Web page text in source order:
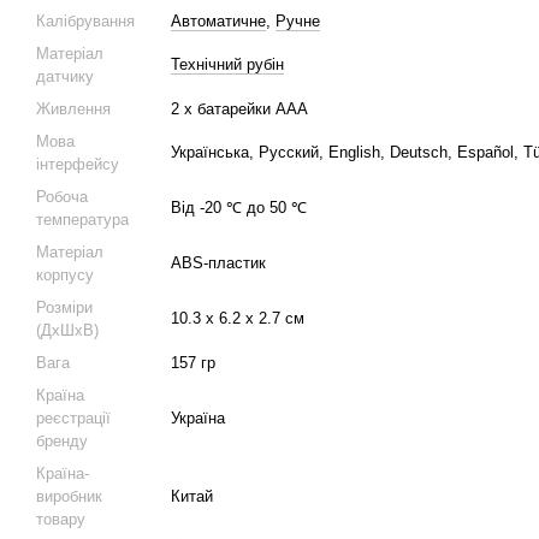
Калібрування Автоматичне, Ручне
Матеріал
датчику
Технічний рубін
Живлення
2 х батарейки ААА
Мова
інтерфейсу
Українська, Русский, English, Deutsch, Español,
Робоча
температура
Від -20 ℃ до 50 ℃
Матеріал
корпусу
ABS-пластик
Розміри
(ДхШхВ)
10.3 х 6.2 х 2.7 см
Вага
157 гр
Країна
реєстрації
бренду
Україна
Країна-
виробник
товару
Китай